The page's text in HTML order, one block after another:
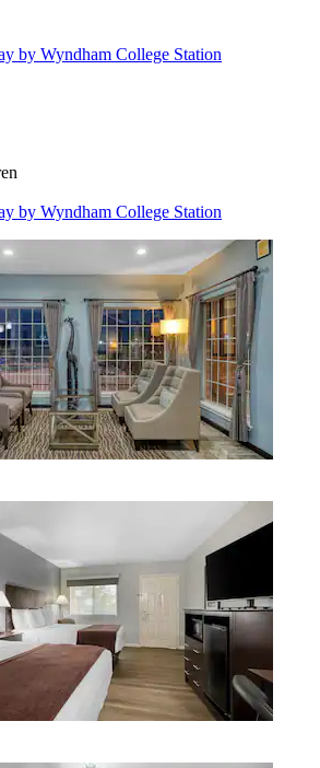
by Wyndham College Station
by Wyndham College Station